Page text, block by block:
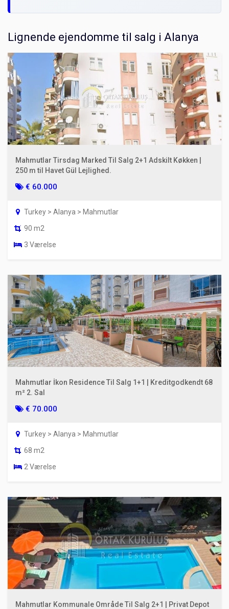
Lignende ejendomme til salg i Alanya
Mahmutlar Tirsdag Marked Til Salg 2+1 Adskilt Køkken |
250 m til Havet Gül Lejlighed.
€ 60.000
Turkey > Alanya > Mahmutlar
90 m2
3 Værelse
Mahmutlar İkon Residence Til Salg 1+1 | Kreditgodkendt 68
m² 2. Sal
€ 70.000
Turkey > Alanya > Mahmutlar
68 m2
2 Værelse
Mahmutlar Kommunale Område Til Salg 2+1 | Privat Depot